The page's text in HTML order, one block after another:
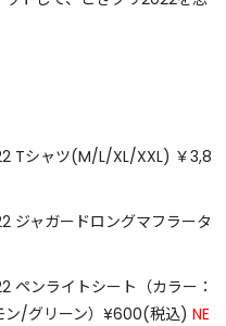
Tシャツ(M/L/XL/XXL) ￥3,8
ジャガードロングマフラータ
ペンライトシート（カラー：
/グリーン）¥600(税込) NE